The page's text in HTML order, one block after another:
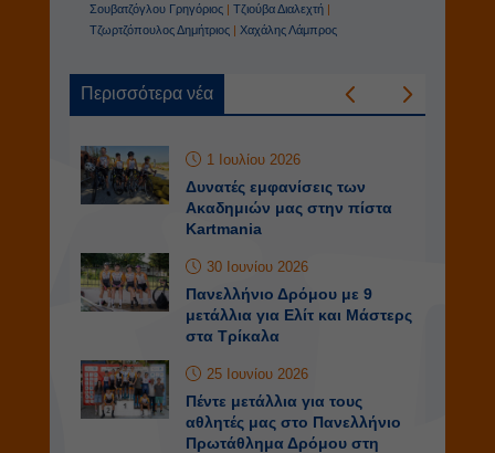
Σουβατζόγλου Γρηγόριος| Τζιούβα Διαλεχτή|
Τζωρτζόπουλος Δημήτριος| Χαχάλης Λάμπρος
Περισσότερα νέα
1 Ιουλίου 2026
Δυνατές εμφανίσεις των
Ακαδημιών μας στην πίστα
Kartmania
30 Ιουνίου 2026
Πανελλήνιο Δρόμου με 9
μετάλλια για Ελίτ και Μάστερς
στα Τρίκαλα
25 Ιουνίου 2026
Πέντε μετάλλια για τους
αθλητές μας στο Πανελλήνιο
Πρωτάθλημα Δρόμου στη